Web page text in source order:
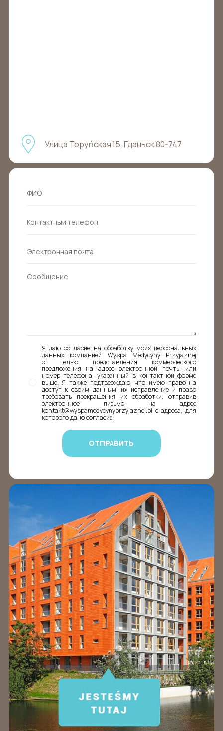
Улица Торуńская 15, Гданьск 80-747
Я даю согласие на обработку моих персональных
данных компанией Wyspa Medycyny Przyjaznej
с целью представления коммерческого
предложения на адрес электронной почты или
номер телефона, указанный в контактной форме
выше. Я также подтверждаю, что имею право на
доступ к своим данным, их исправление и право
требовать прекращения их обработки, отправив
электронное письмо на адрес
kontakt@wyspamedycynyprzyjaznej.pl с адреса, для
которого дано согласие.